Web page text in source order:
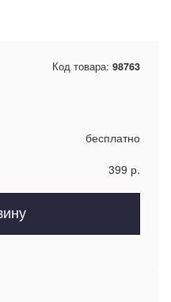
Код товара: 98763
бесплатно
399 р.